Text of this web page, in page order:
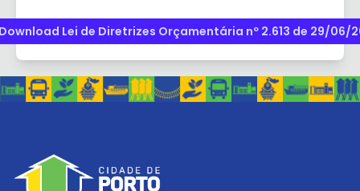
Lei de Diretrizes Orçamentária nº 2.613 de 29/06/